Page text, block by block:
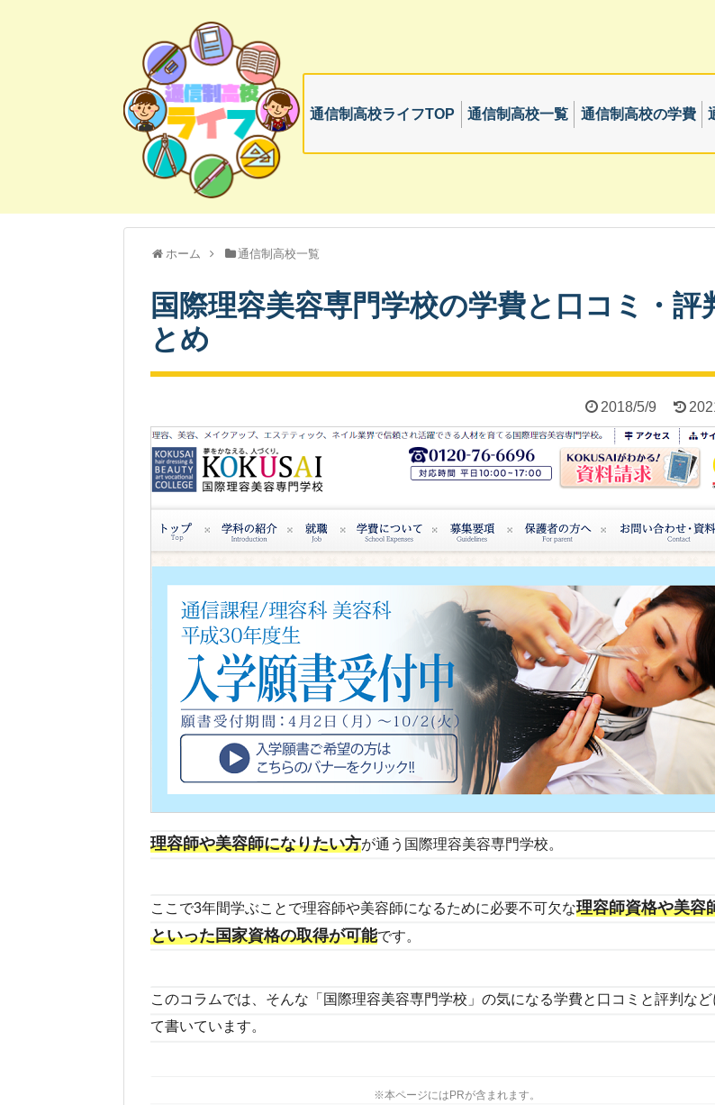
通信制高校ライフTOP 通信制高校一覧 通信制高校の学費
ホーム 通信制高校一覧
国際理容美容専門学校の学費と口コミ・評
とめ
2018/5/9
理容師や美容師になりたい方が通う国際理容美容専門学校。
ここで3年間学ぶことで理容師や美容師になるために必要不可欠な理容師資格や美容
といった国家資格の取得が可能です。
このコラムでは、そんな「国際理容美容専門学校」の気になる学費と口コミと評判など
て書いています。
※本ページにはPRが含まれます。